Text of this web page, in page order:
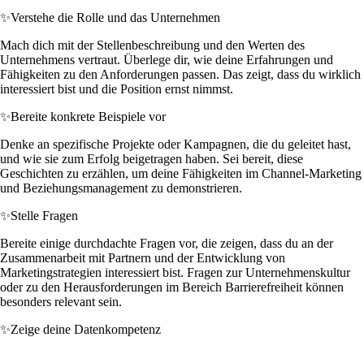
✨Verstehe die Rolle und das Unternehmen
Mach dich mit der Stellenbeschreibung und den Werten des
Unternehmens vertraut. Überlege dir, wie deine Erfahrungen und
Fähigkeiten zu den Anforderungen passen. Das zeigt, dass du wirklich
interessiert bist und die Position ernst nimmst.
✨Bereite konkrete Beispiele vor
Denke an spezifische Projekte oder Kampagnen, die du geleitet hast,
und wie sie zum Erfolg beigetragen haben. Sei bereit, diese
Geschichten zu erzählen, um deine Fähigkeiten im Channel-Marketing
und Beziehungsmanagement zu demonstrieren.
✨Stelle Fragen
Bereite einige durchdachte Fragen vor, die zeigen, dass du an der
Zusammenarbeit mit Partnern und der Entwicklung von
Marketingstrategien interessiert bist. Fragen zur Unternehmenskultur
oder zu den Herausforderungen im Bereich Barrierefreiheit können
besonders relevant sein.
✨Zeige deine Datenkompetenz